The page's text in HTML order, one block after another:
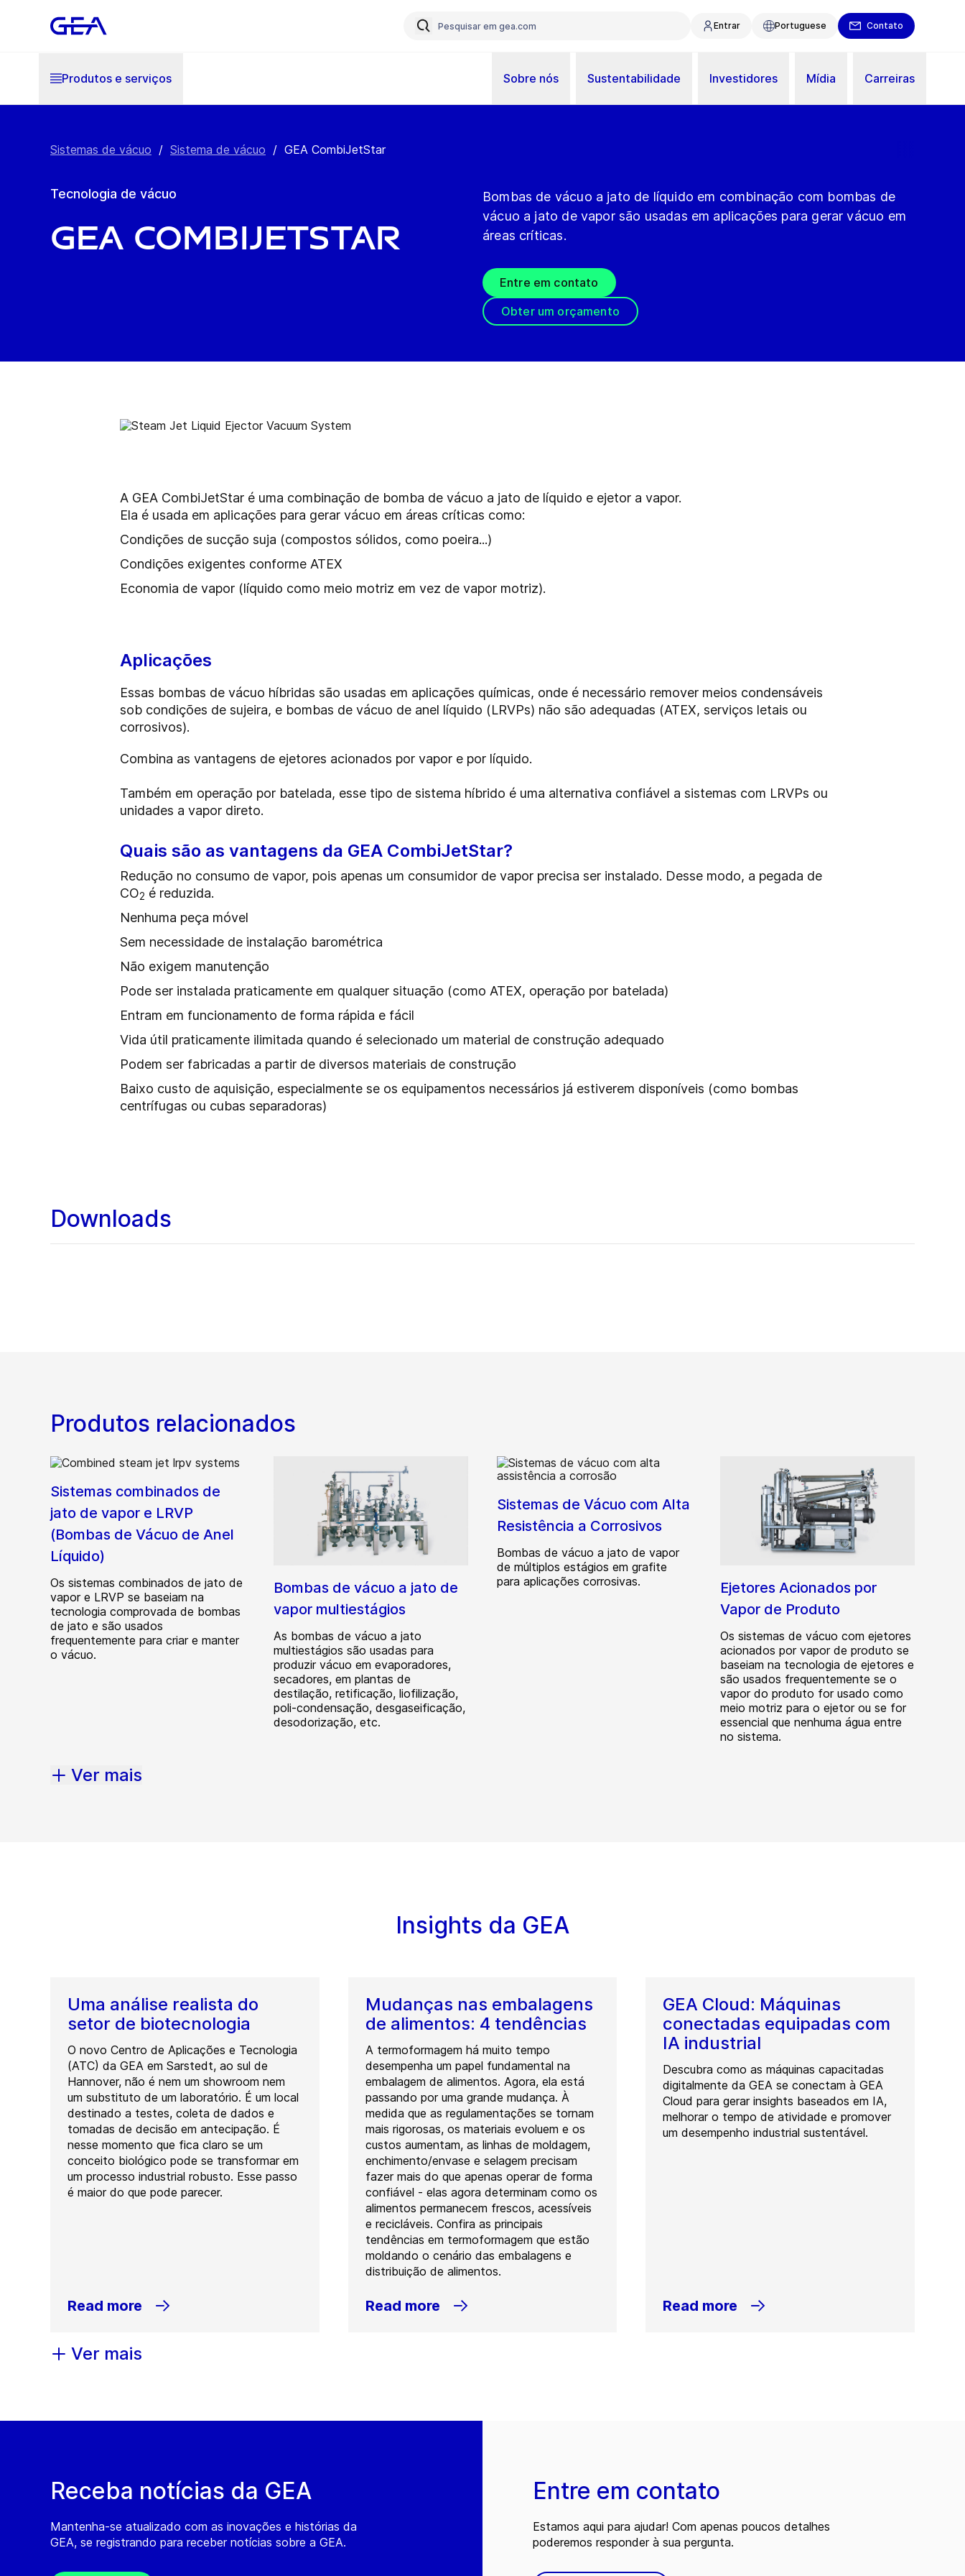
Entrar Portuguese Contato
Produtos e serviços Sobre nós Sustentabilidade Investidores Mídia Carreiras
Sistemas de vácuo / Sistema de vácuo / GEA CombiJetStar
Tecnologia de vácuo
GEA CombiJetStar
Bombas de vácuo a jato de líquido em combinação com bombas de
vácuo a jato de vapor são usadas em aplicações para gerar vácuo em
áreas críticas.
Entre em contato
Obter um orçamento
A GEA CombiJetStar é uma combinação de bomba de vácuo a jato de líquido e ejetor a vapor.
Ela é usada em aplicações para gerar vácuo em áreas críticas como:
Condições de sucção suja (compostos sólidos, como poeira...)
Condições exigentes conforme ATEX
Economia de vapor (líquido como meio motriz em vez de vapor motriz).
Aplicações
Essas bombas de vácuo híbridas são usadas em aplicações químicas, onde é necessário remover meios condensáveis
sob condições de sujeira, e bombas de vácuo de anel líquido (LRVPs) não são adequadas (ATEX, serviços letais ou
corrosivos).
Combina as vantagens de ejetores acionados por vapor e por líquido.
Também em operação por batelada, esse tipo de sistema híbrido é uma alternativa confiável a sistemas com LRVPs ou
unidades a vapor direto.
Quais são as vantagens da GEA CombiJetStar?
Redução no consumo de vapor, pois apenas um consumidor de vapor precisa ser instalado. Desse modo, a pegada de
CO2 é reduzida.
Nenhuma peça móvel
Sem necessidade de instalação barométrica
Não exigem manutenção
Pode ser instalada praticamente em qualquer situação (como ATEX, operação por batelada)
Entram em funcionamento de forma rápida e fácil
Vida útil praticamente ilimitada quando é selecionado um material de construção adequado
Podem ser fabricadas a partir de diversos materiais de construção
Baixo custo de aquisição, especialmente se os equipamentos necessários já estiverem disponíveis (como bombas
centrífugas ou cubas separadoras)
Downloads
Produtos relacionados
Sistemas combinados de
jato de vapor e LRVP
(Bombas de Vácuo de Anel
Líquido)
Os sistemas combinados de jato de
vapor e LRVP se baseiam na
tecnologia comprovada de bombas
de jato e são usados
frequentemente para criar e manter
o vácuo.
Bombas de vácuo a jato de
vapor multiestágios
As bombas de vácuo a jato
multiestágios são usadas para
produzir vácuo em evaporadores,
secadores, em plantas de
destilação, retificação, liofilização,
poli-condensação, desgaseificação,
desodorização, etc.
Sistemas de Vácuo com Alta
Resistência a Corrosivos
Bombas de vácuo a jato de vapor
de múltiplos estágios em grafite
para aplicações corrosivas.
Ejetores Acionados por
Vapor de Produto
Os sistemas de vácuo com ejetores
acionados por vapor de produto se
baseiam na tecnologia de ejetores e
são usados frequentemente se o
vapor do produto for usado como
meio motriz para o ejetor ou se for
essencial que nenhuma água entre
no sistema.
Ver mais
Insights da GEA
Uma análise realista do
setor de biotecnologia
O novo Centro de Aplicações e Tecnologia
(ATC) da GEA em Sarstedt, ao sul de
Hannover, não é nem um showroom nem
um substituto de um laboratório. É um local
destinado a testes, coleta de dados e
tomadas de decisão em antecipação. É
nesse momento que fica claro se um
conceito biológico pode se transformar em
um processo industrial robusto. Esse passo
é maior do que pode parecer.
Read more
Mudanças nas embalagens
de alimentos: 4 tendências
A termoformagem há muito tempo
desempenha um papel fundamental na
embalagem de alimentos. Agora, ela está
passando por uma grande mudança. À
medida que as regulamentações se tornam
mais rigorosas, os materiais evoluem e os
custos aumentam, as linhas de moldagem,
enchimento/envase e selagem precisam
fazer mais do que apenas operar de forma
confiável - elas agora determinam como os
alimentos permanecem frescos, acessíveis
e recicláveis. Confira as principais
tendências em termoformagem que estão
moldando o cenário das embalagens e
distribuição de alimentos.
Read more
GEA Cloud: Máquinas
conectadas equipadas com
IA industrial
Descubra como as máquinas capacitadas
digitalmente da GEA se conectam à GEA
Cloud para gerar insights baseados em IA,
melhorar o tempo de atividade e promover
um desempenho industrial sustentável.
Read more
Ver mais
Receba notícias da GEA
Mantenha-se atualizado com as inovações e histórias da
GEA, se registrando para receber notícias sobre a GEA.
Entre em contato
Estamos aqui para ajudar! Com apenas poucos detalhes
poderemos responder à sua pergunta.